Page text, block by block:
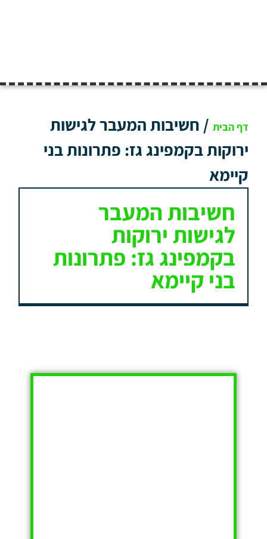
דף הבית / חשיבות המעבר לגישות
ירוקות בקמפינג גז: פתרונות בני
קיימא
חשיבות המעבר
לגישות ירוקות
בקמפינג גז: פתרונות
בני קיימא